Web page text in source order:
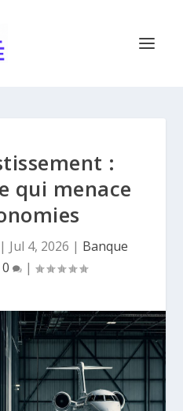
:
qui menace
| Jul 4, 2026 | Banque
0 |